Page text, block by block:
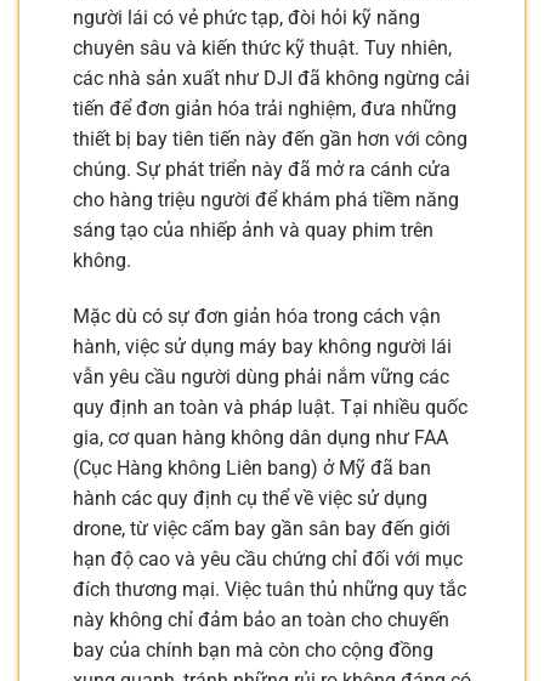
người lái có vẻ phức tạp, đòi hỏi kỹ năng
chuyên sâu và kiến thức kỹ thuật. Tuy nhiên,
các nhà sản xuất như DJI đã không ngừng cải
tiến để đơn giản hóa trải nghiệm, đưa những
thiết bị bay tiên tiến này đến gần hơn với công
chúng. Sự phát triển này đã mở ra cánh cửa
cho hàng triệu người để khám phá tiềm năng
sáng tạo của nhiếp ảnh và quay phim trên
không.
Mặc dù có sự đơn giản hóa trong cách vận
hành, việc sử dụng máy bay không người lái
vẫn yêu cầu người dùng phải nắm vững các
quy định an toàn và pháp luật. Tại nhiều quốc
gia, cơ quan hàng không dân dụng như FAA
(Cục Hàng không Liên bang) ở Mỹ đã ban
hành các quy định cụ thể về việc sử dụng
drone, từ việc cấm bay gần sân bay đến giới
hạn độ cao và yêu cầu chứng chỉ đối với mục
đích thương mại. Việc tuân thủ những quy tắc
này không chỉ đảm bảo an toàn cho chuyến
bay của chính bạn mà còn cho cộng đồng